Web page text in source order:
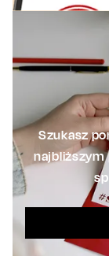
Szukasz
najbliższym